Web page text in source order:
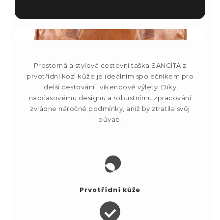
Prostorná a stylová cestovní taška SANGÍTA z
prvotřídní kozí kůže je ideálním společníkem pro
delší cestování i víkendové výlety. Díky
nadčasovému designu a robustnímu zpracování
zvládne náročné podmínky, aniž by ztratila svůj
půvab.
Prvotřídní kůže